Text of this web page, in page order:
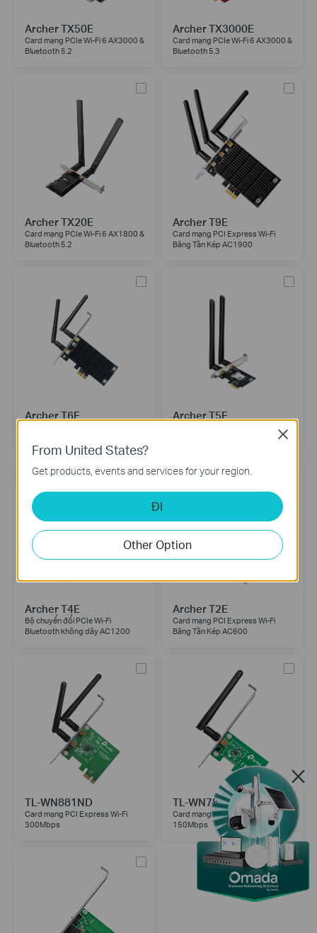
Archer TX50E
Card mạng PCIe Wi-Fi 6 AX3000 &
Bluetooth 5.2
Archer TX3000E
Card mạng PCIe Wi-Fi 6 AX3000 &
Bluetooth 5.3
Archer TX20E
Card mạng PCIe Wi-Fi 6 AX1800 &
Bluetooth 5.2
Archer T9E
Card mạng PCI Express Wi-Fi
Băng Tần Kép AC1900
Archer T6E Archer T5E
MỚI RA MẮT
Archer T4E
Bộ chuyển đổi PCIe Wi-Fi
Bluetooth không dây AC1200
Archer T2E
Card mạng PCI Express Wi-Fi
Băng Tần Kép AC600
TL-WN881ND
Card mạng PCI Express Wi-Fi
300Mbps
TL-WN781ND
Card mạng PCI Express Wi-Fi
150Mbps
From United States?
Get products, events and services for your region.
ĐI
Other Option
Close